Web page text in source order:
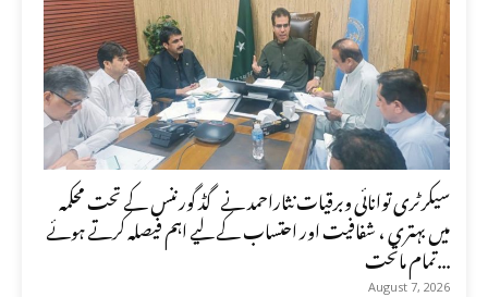
سیکرٹری توانائی وبرقیات نثاراحمد نے گڈ گورننس کے تحت محکمہ
میں بہتری ، شفافیت اور احتساب کے لیے اہم فیصلہ کرتے ہوئے
تمام ماتحت...
August 7, 2026